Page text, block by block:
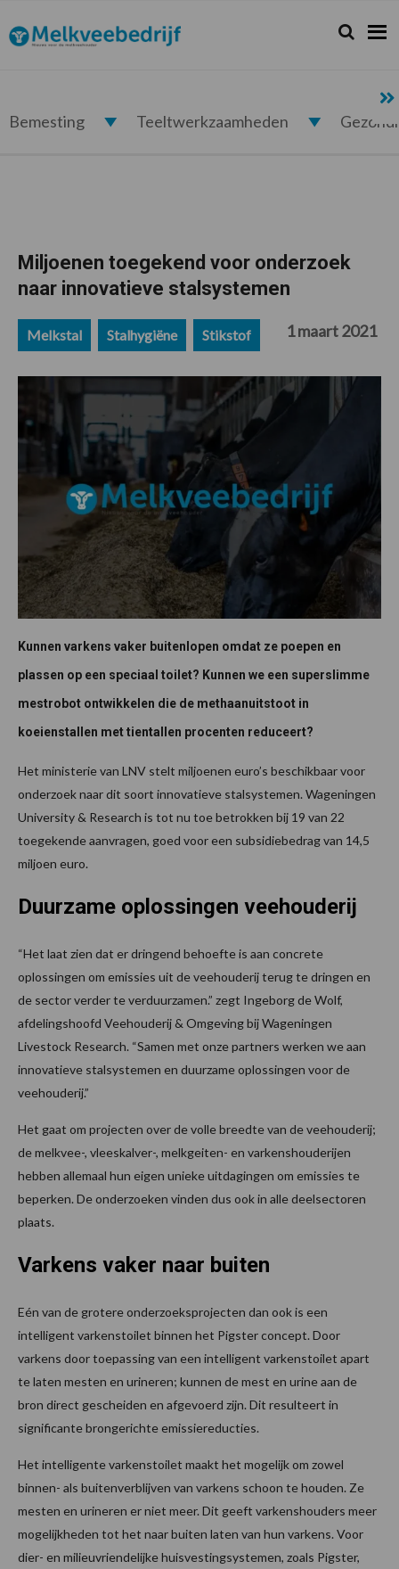
de
hoofdnavigatie
de
hoofd
de
eerste
de
voettekst
Melkveebedrijf.nl Zoeken...
Zoek
Bemesting Teeltwerkzaamheden
Miljoenen toegekend voor onderzoek
naar innovatieve stalsystemen
Melkstal Stalhygiëne Stikstof 1 maart 2021
Kunnen varkens vaker buitenlopen omdat ze poepen en
plassen op een speciaal toilet? Kunnen we een superslimme
mestrobot ontwikkelen die de methaanuitstoot in
koeienstallen met tientallen procenten reduceert?
Het ministerie van LNV stelt miljoenen euro’s beschikbaar voor
onderzoek naar dit soort innovatieve stalsystemen. Wageningen
University & Research is tot nu toe betrokken bij 19 van 22
toegekende aanvragen, goed voor een subsidiebedrag van 14,5
miljoen euro.
Duurzame oplossingen veehouderij
“Het laat zien dat er dringend behoefte is aan concrete
oplossingen om emissies uit de veehouderij terug te dringen en
de sector verder te verduurzamen.” zegt Ingeborg de Wolf,
afdelingshoofd Veehouderij & Omgeving bij Wageningen
Livestock Research. “Samen met onze partners werken we aan
innovatieve stalsystemen en duurzame oplossingen voor de
veehouderij.”
Het gaat om projecten over de volle breedte van de veehouderij;
de melkvee-, vleeskalver-, melkgeiten- en varkenshouderijen
hebben allemaal hun eigen unieke uitdagingen om emissies te
beperken. De onderzoeken vinden dus ook in alle deelsectoren
plaats.
Varkens vaker naar buiten
Eén van de grotere onderzoeksprojecten dan ook is een
intelligent varkenstoilet binnen het Pigster concept. Door
varkens door toepassing van een intelligent varkenstoilet apart
te laten mesten en urineren; kunnen de mest en urine aan de
bron direct gescheiden en afgevoerd zijn. Dit resulteert in
significante brongerichte emissiereducties.
Het intelligente varkenstoilet maakt het mogelijk om zowel
binnen- als buitenverblijven van varkens schoon te houden. Ze
mesten en urineren er niet meer. Dit geeft varkenshouders meer
mogelijkheden tot het naar buiten laten van hun varkens. Voor
dier- en milieuvriendelijke huisvestingsystemen, zoals Pigster,